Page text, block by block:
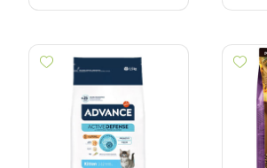
Add wishlist
Add wishlist